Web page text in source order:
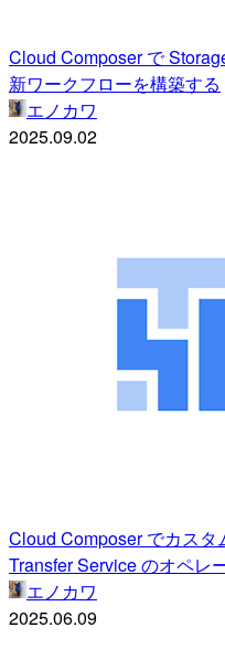
Cloud Composer で
新ワークフローを構築する
エノカワ
2025.09.02
Cloud Composer でカス
Transfer Service のオペレ
エノカワ
2025.06.09